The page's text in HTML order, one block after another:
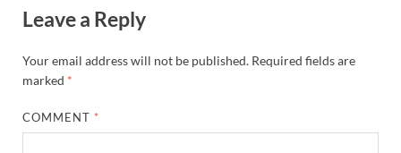
Leave a Reply
Your email address will not be published. Required fields are
marked *
COMMENT *